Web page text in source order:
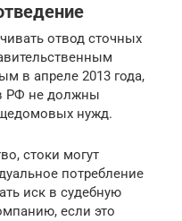
отвод сточных
в апреле 2013 года,
РФ не должны
нужд.
стоки могут
потребление
иск в судебную
если это